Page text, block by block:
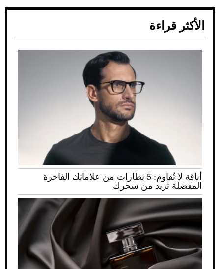
الأكثر قراءة
أناقة لا تُقاوم: 5 نظارات من علاماتك الفاخرة
المفضلة تزيد من سحرك